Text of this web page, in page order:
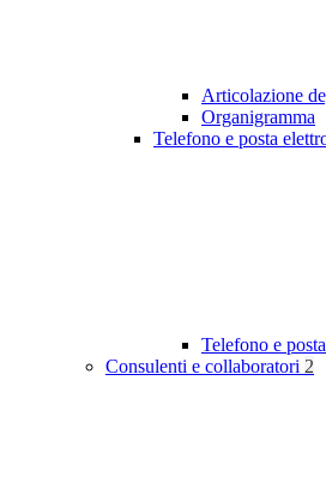
Articolazione
Organigramma
Telefono e posta
Telefono e
Consulenti e collaboratori 2